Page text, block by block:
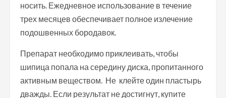
носить. Ежедневное использование в течение
трех месяцев обеспечивает полное излечение
подошвенных бородавок.
Препарат необходимо приклеивать, чтобы
шипица попала на середину диска, пропитанного
активным веществом. Не клейте один пластырь
дважды. Если результат не достигнут, купите